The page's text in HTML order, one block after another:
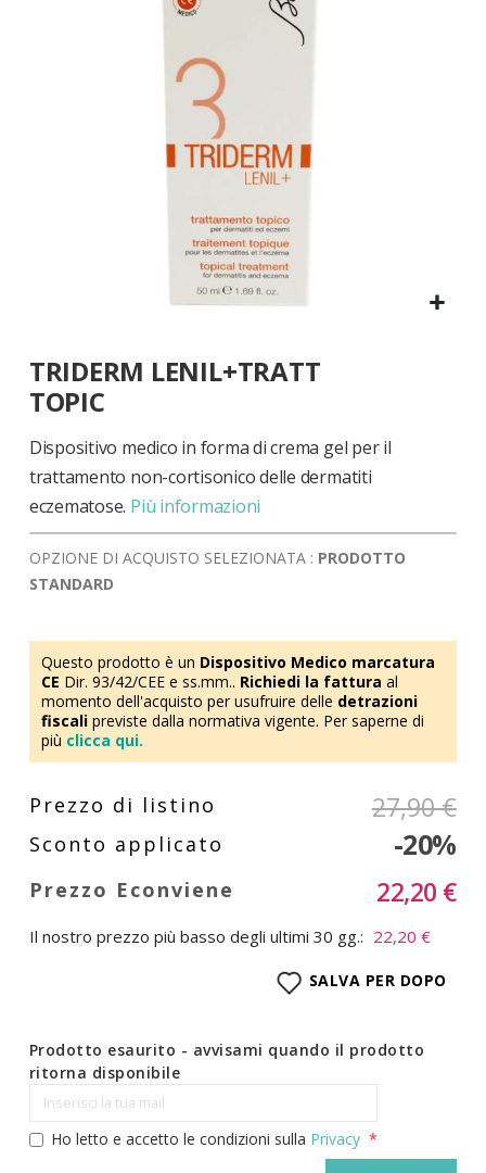
all'inizio
della
galleria
di
immagini
TRIDERM LENIL+TRATT
TOPIC
Dispositivo medico in forma di crema gel per il
trattamento non-cortisonico delle dermatiti
eczematose. Più informazioni
OPZIONE DI ACQUISTO SELEZIONATA : PRODOTTO
STANDARD
Questo prodotto è un Dispositivo Medico marcatura
CE Dir. 93/42/CEE e ss.mm.. Richiedi la fattura al
momento dell'acquisto per usufruire delle detrazioni
fiscalipreviste dalla normativa vigente. Per saperne di
più clicca qui.
27,90 €
-20%
22,20 €
Il nostro prezzo più basso degli ultimi 30 gg.: 22,20 €
SALVA PER DOPO
Prodotto esaurito - avvisami quando il prodotto
ritorna disponibile
Ho letto e accetto le condizioni sulla Privacy